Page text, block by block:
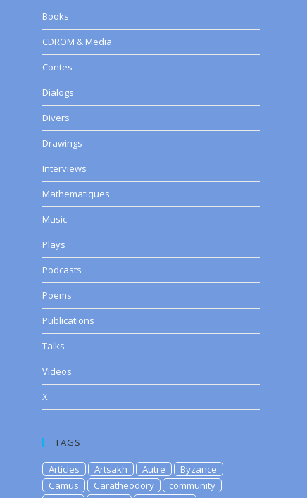
Books
CDROM & Media
Contes
Dialogs
Divers
Drawings
Interviews
Mathematiques
Music
Plays
Podcasts
Poems
Publications
Talks
Videos
X
TAGS
Articles Artsakh Autre
Byzance
Camus
Caratheodory
community